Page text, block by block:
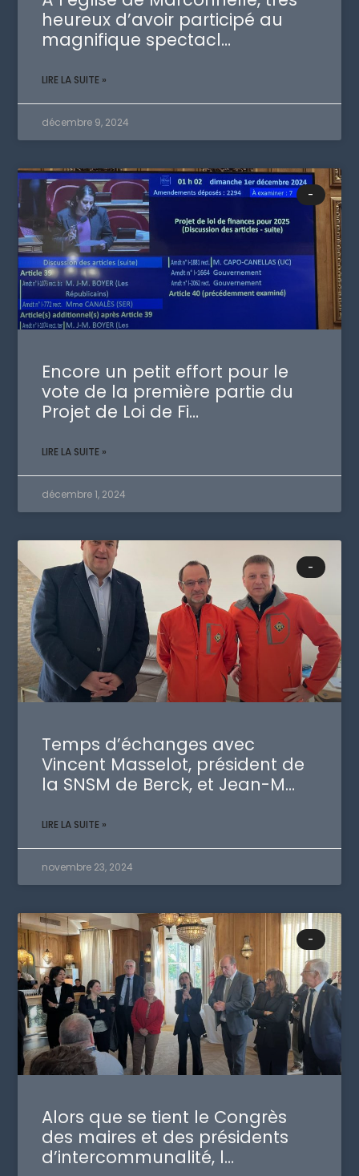
heureux d’avoir participé au
magnifique spectacl…
LIRE LA SUITE »
décembre 9, 2024
-
Encore un petit effort pour le
vote de la première partie du
Projet de Loi de Fi…
LIRE LA SUITE »
décembre 1, 2024
-
Temps d’échanges avec
Vincent Masselot, président de
la SNSM de Berck, et Jean-M…
LIRE LA SUITE »
novembre 23, 2024
-
Alors que se tient le Congrès
des maires et des présidents
d’intercommunalité, l…